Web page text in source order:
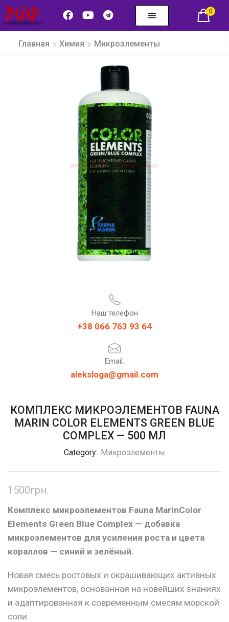
0
Главная Химия Микроэлементы
Наш телефон
+38 066 763 93 64
Email:
aleksloga@gmail.com
КОМПЛЕКС МИКРОЭЛЕМЕНТОВ FAUNA
MARIN COLOR ELEMENTS GREEN BLUE
COMPLEX — 500 МЛ
Category: Микроэлементы
1500грн.
Комплекс микроэлементов Fauna MarinColor
Elements Green Blue Complex — добавка
микроэлементов для усиления роста и цвета
кораллов — синий и зелёный.
Новая смесь ростовых и окрашивающих активных
микроэлементов, основанная на новейших знаниях
и адаптированная к современным смесям морской
соли.